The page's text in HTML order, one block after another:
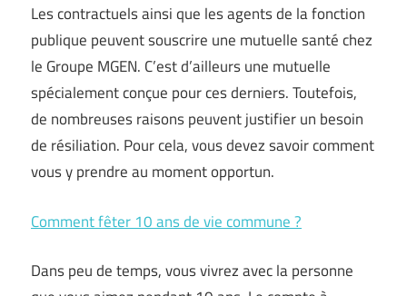
Les contractuels ainsi que les agents de la fonction
publique peuvent souscrire une mutuelle santé chez
le Groupe MGEN. C’est d’ailleurs une mutuelle
spécialement conçue pour ces derniers. Toutefois,
de nombreuses raisons peuvent justifier un besoin
de résiliation. Pour cela, vous devez savoir comment
vous y prendre au moment opportun.
Comment fêter 10 ans de vie commune ?
Dans peu de temps, vous vivrez avec la personne